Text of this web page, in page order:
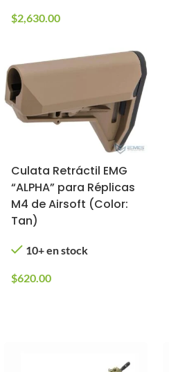
$2,630.00
Culata Retráctil EMG
“ALPHA” para Réplicas
M4 de Airsoft (Color:
Tan)
10+ en stock
$620.00